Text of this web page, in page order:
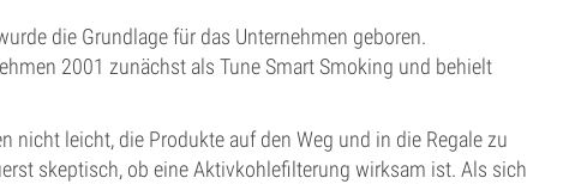
die Grundlage für das Unternehmen geboren.
2001 zunächst als Tune Smart Smoking und behielt
nicht leicht, die Produkte auf den Weg und in die Regale zu
skeptisch, ob eine Aktivkohlefilterung wirksam ist. Als sich